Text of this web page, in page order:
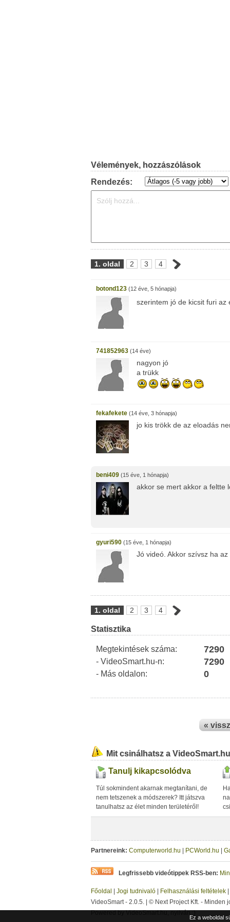
Vélemények, hozzászólások
Rendezés:
1. oldal 2 3 4
botond123 (12 éve, 5 hónapja)
szerintem jó de kicsit furi az
741852963 (14 éve)
nagyon jó
a trükk
fekafekete (14 éve, 3 hónapja)
jo kis trökk de az eloadás
beni409 (15 éve, 1 hónapja)
akkor se mert akkor a feltte
gyuri590 (15 éve, 1 hónapja)
Jó videó. Akkor szívsz ha
1. oldal 2 3 4
Statisztika
Megtekintések száma: 7290
- VideoSmart.hu-n: 7290
- Más oldalon: 0
«
Mit csinálhatsz a
Tanulj kikapcsolódva
Túl sokmindent akarnak megtanítani, de
nem tetszenek a módszerek? Itt játszva
tanulhatsz az élet minden területéről!
Partnereink: Computerworld.hu PCWorld.hu
Legfrissebb videótippek RSS-ben:
Főoldal Jogi tudnivaló Felhasználási feltételek
VideoSmart - 2.0.5. | © Next Project Kft. - Minden
Ez a weboldal